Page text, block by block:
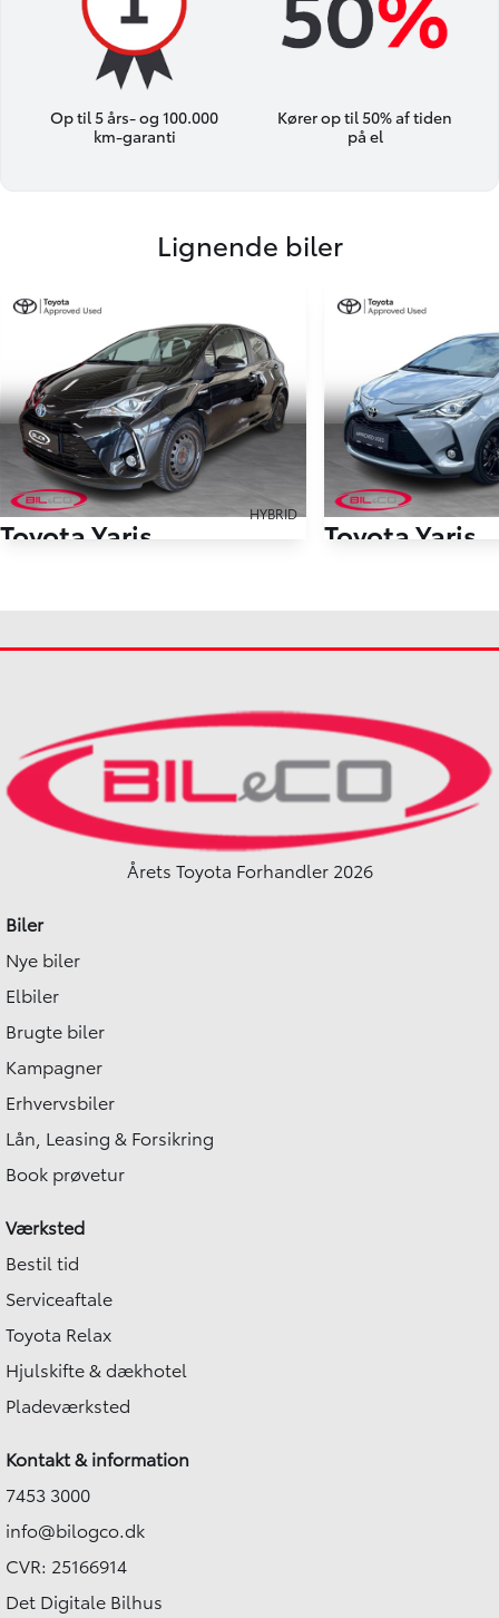
Op til 5 års- og 100.000
km-garanti
Kører op til 50% af tiden
på el
Lignende biler
HYBRID
Toyota Yaris
124.900KR.
FINANSIERING
1.743 KR.
Toyota Yaris
FINANSIERING
Årets Toyota Forhandler 2026
Biler
Nye biler
Elbiler
Brugte biler
Kampagner
Erhvervsbiler
Lån, Leasing & Forsikring
Book prøvetur
Værksted
Bestil tid
Serviceaftale
Toyota Relax
Hjulskifte & dækhotel
Pladeværksted
Kontakt & information
7453 3000
info@bilogco.dk
CVR: 25166914
Det Digitale Bilhus